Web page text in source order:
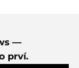
—
prví.